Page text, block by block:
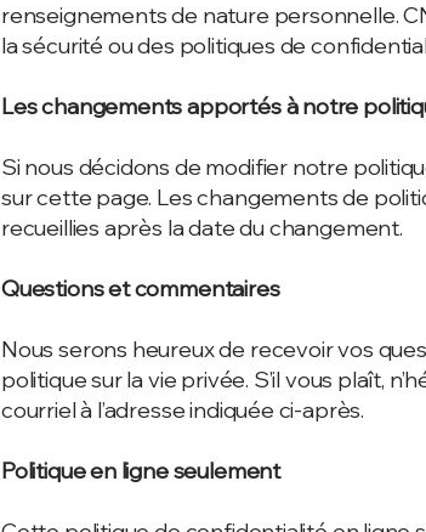
renseignements de nature personnelle.
la sécurité ou des politiques de
Les changements apportés à notre
Si nous décidons de modifier notre
sur cette page. Les changements de
recueillies après la date du changement.
Questions et commentaires
Nous serons heureux de recevoir vos
politique sur la vie privée. S’il vous plaît,
courriel à l’adresse indiquée ci-après.
Politique en ligne seulement